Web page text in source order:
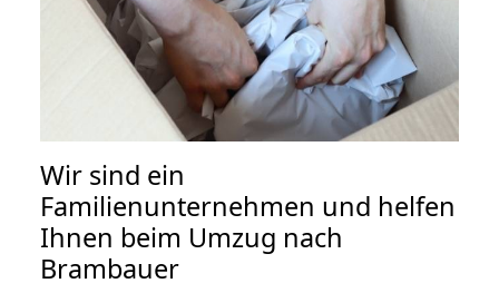
Wir sind ein
Familienunternehmen und helfen
Ihnen beim Umzug nach
Brambauer